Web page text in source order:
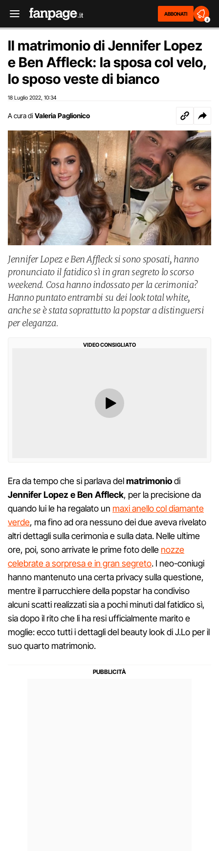
ABBONATI
2
Il matrimonio di Jennifer Lopez
e Ben Affleck: la sposa col velo,
lo sposo veste di bianco
18 Luglio 2022 10:34
A cura di Valeria Paglionico
Jennifer Lopez e Ben Affleck si sono sposati, hanno
pronunciato il fatidico sì in gran segreto lo scorso
weekend. Cosa hanno indossato per la cerimonia?
Hanno puntato entrambi su dei look total white,
anche se è stata soprattutto la popstar a distinguersi
per eleganza.
VIDEO CONSIGLIATO
Era da tempo che si parlava delmatrimoniodi
Jennifer Lopez e Ben Affleck, per la precisione da
quando lui le ha regalato un maxi anello col diamante
verde, ma fino ad ora nessuno dei due aveva rivelato
altri dettagli sulla cerimonia e sulla data. Nelle ultime
ore, poi, sono arrivate le prime foto delle nozze
celebrate a sorpresa e in gran segreto. I neo-coniugi
hanno mantenuto una certa privacy sulla questione,
mentre il parrucchiere della popstar ha condiviso
alcuni scatti realizzati sia a pochi minuti dal fatidico sì,
sia dopo il rito che li ha resi ufficialmente marito e
moglie: ecco tutti i dettagli del beauty look di J.Lo per il
suo quarto matrimonio.